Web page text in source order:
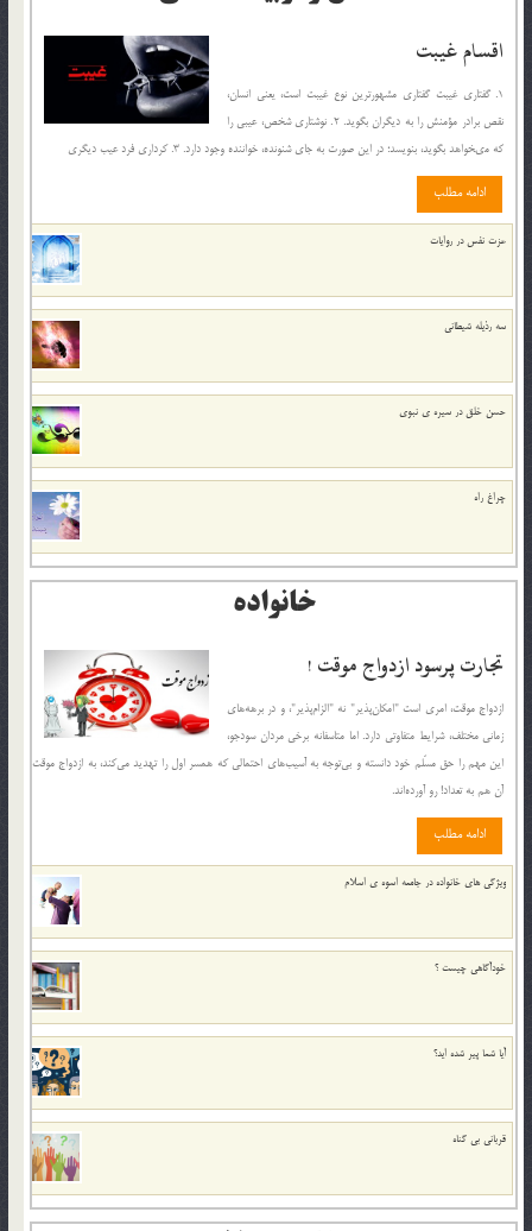
اقسام غيبت
1. گفتارى غيبت گفتارى مشهورترين نوع غيبت است، يعنى انسان،
نقص برادر مؤمنش را به ديگران بگويد. 2. نوشتارى شخص، عيبى را
كه مى‏خواهد بگويد، بنويسد؛ در اين صورت به جاى شنونده، خواننده وجود دارد. 3. كردارى فرد عيب ديگرى
ادامه مطلب
عزت نفس در روايات
سه رذیله شیطانی
حسن خلق در سيره ي نبوي
چراغ راه
خانواده
تجارت پُرسود ازدواج موقت !
ازدواج موقت، امری است "امکان‌پذیر" نه "الزام‌پذیر"، و در برهه‌های
زمانی مختلف، شرایط متفاوتی دارد. اما متاسفانه برخی مردان سودجو،
این مهم را حق مسَلم خود دانسته و بی‌توجه به آسیب‌های احتمالی که همسر اول را تهدید می‌کند، به ازدواج موقت
آن هم به تعداد! رو آورده‌اند.
ادامه مطلب
ويژگي هاي خانواده در جامعه اسوه ي اسلام
خودآگاهى چيست ؟
آیا شما پیر شده اید؟
قرباني بي گناه